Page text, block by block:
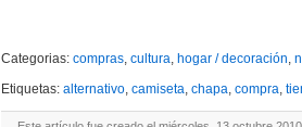
Categorias: compras, cultura, hogar / decoración,
Etiquetas: alternativo, camiseta, chapa, compra,